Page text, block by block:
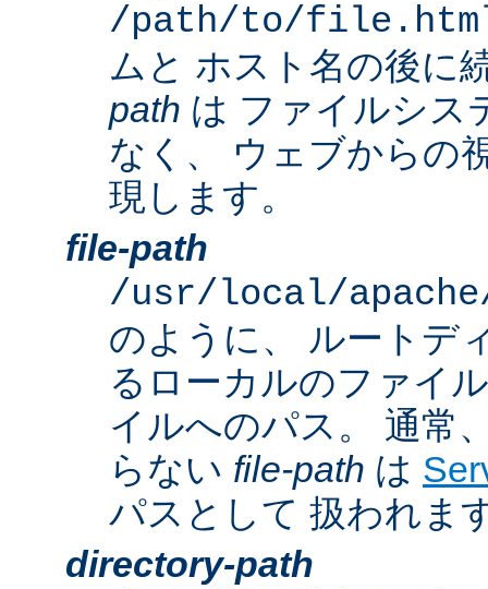
/path/to/
ムと ホスト名の後に
path は ファイルシス
なく、 ウェブからの
現します。
file-path
/usr/local/
のように、 ルートデ
るローカルのファイ
イルへのパス。 通常
らない file-path は
パスとして 扱われま
directory-path